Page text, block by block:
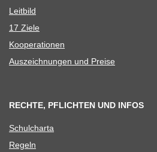
Leit­bild
17 Ziele
Koope­ra­tio­nen
Aus­zeich­nun­gen und Preise
RECHTE, PFLICHTEN UND INFOS
Schul­charta
Regeln